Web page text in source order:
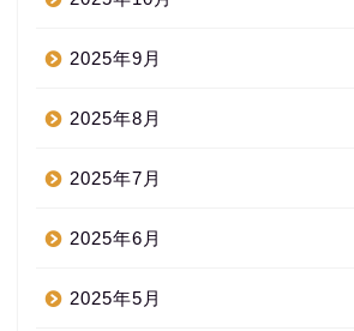
2025年9月
2025年8月
2025年7月
2025年6月
2025年5月